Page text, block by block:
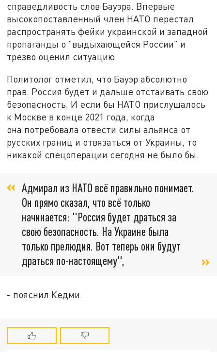
справедливость слов Бауэра. Впервые
высокопоставленный член НАТО перестал
распространять фейки украинской и западной
пропаганды о "выдыхающейся России" и
трезво оценил ситуацию.
Политолог отметил, что Бауэр абсолютно
прав. Россия будет и дальше отстаивать свою
безопасность. И если бы НАТО прислушалось
к Москве в конце 2021 года, когда
она потребовала отвести силы альянса от
русских границ и отвязаться от Украины, то
никакой спецоперации сегодня не было бы.
Адмирал из НАТО всё правильно понимает.
Он прямо сказал, что всё только
начинается: "Россия будет драться за
свою безопасность. На Украине была
только прелюдия. Вот теперь они будут
драться по-настоящему",
- пояснил Кедми.